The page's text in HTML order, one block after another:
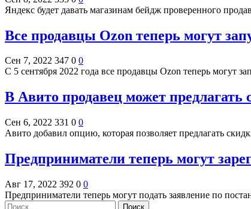
Яндекс будет давать магазинам бейдж проверенного
Все продавцы Ozon теперь могут
Сен 7, 2022 347 0 0
С 5 сентября 2022 года все продавцы Ozon теперь могут
В Авито продавец может
Сен 6, 2022 331 0 0
Авито добавил опцию, которая позволяет предлагать
Предприниматели теперь могут
Авг 17, 2022 392 0 0
Предприниматели теперь могут подать заявление по